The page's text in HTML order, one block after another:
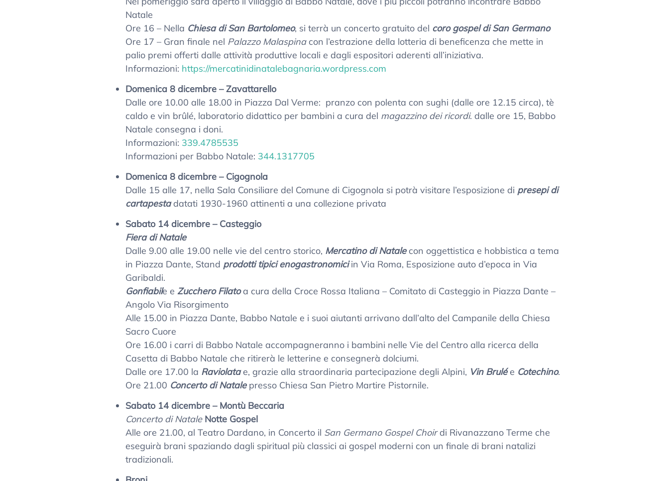
Natale
Ore 16 – Nella Chiesa di San Bartolomeo, si terrà un concerto gratuito del coro gospel di San Germano
Ore 17 – Gran finale nel Palazzo Malaspinacon l’estrazione della lotteria di beneficenza che mette in
palio premi offerti dalle attività produttive locali e dagli espositori aderenti all’iniziativa.
Informazioni: https://mercatinidinatalebagnaria.wordpress.com
Domenica 8 dicembre – Zavattarello
Dalle ore 10.00 alle 18.00 in Piazza Dal Verme: pranzo con polenta con sughi (dalle ore 12.15 circa), tè
caldo e vin brûlé, laboratorio didattico per bambini a cura del magazzino dei ricordi. dalle ore 15, Babbo
Natale consegna i doni.
Informazioni: 339.4785535
Informazioni per Babbo Natale: 344.1317705
Domenica 8 dicembre – Cigognola
Dalle 15 alle 17, nella Sala Consiliare del Comune di Cigognola si potrà visitare l’esposizione di presepi di
cartapestadatati 1930-1960 attinenti a una collezione privata
Sabato 14 dicembre – Casteggio
Fiera di Natale
Dalle 9.00 alle 19.00 nelle vie del centro storico, Mercatino di Natalecon oggettistica e hobbistica a tema
in Piazza Dante, Stand prodotti tipici enogastronomiciin Via Roma, Esposizione auto d’epoca in Via
Garibaldi.
Gonfiabile e Zucchero Filatoa cura della Croce Rossa Italiana – Comitato di Casteggio in Piazza Dante –
Angolo Via Risorgimento
Alle 15.00 in Piazza Dante, Babbo Natale e i suoi aiutanti arrivano dall’alto del Campanile della Chiesa
Sacro Cuore
Ore 16.00 i carri di Babbo Natale accompagneranno i bambini nelle Vie del Centro alla ricerca della
Casetta di Babbo Natale che ritirerà le letterine e consegnerà dolciumi.
Dalle ore 17.00 la Raviolatae, grazie alla straordinaria partecipazione degli Alpini, Vin Brulée Cotechino.
Ore 21.00 Concerto di Natalepresso Chiesa San Pietro Martire Pistornile.
Sabato 14 dicembre – Montù Beccaria
Concerto di Natale Notte Gospel
Alle ore 21.00, al Teatro Dardano, in Concerto il San Germano Gospel Choirdi Rivanazzano Terme che
eseguirà brani spaziando dagli spiritual più classici ai gospel moderni con un finale di brani natalizi
tradizionali.